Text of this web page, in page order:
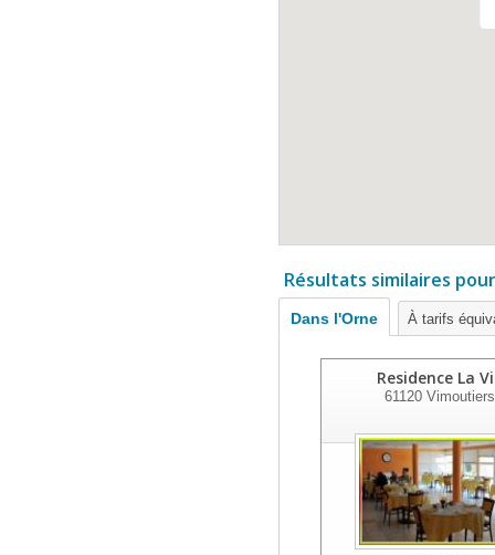
Résultats similaires
Dans l'Orne À tarifs
Residence La
61120Vimoutiers